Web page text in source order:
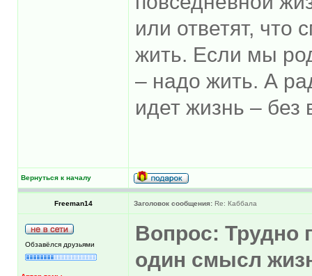
или ответят, что
жить. Если мы
– надо жить. А
идет жизнь – без
Вернуться к началу
Freeman14 Заголовок сообщения: Re: Каббала
Обзавёлся друзьями
Вопрос: Трудно
один смысл